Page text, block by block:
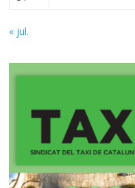
« jul.